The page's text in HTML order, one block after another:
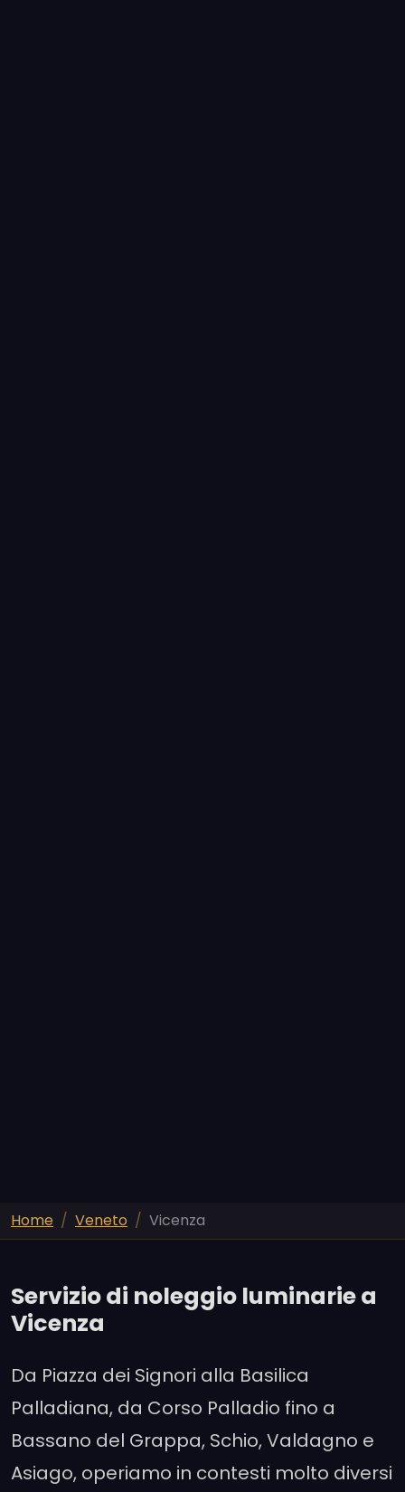
Home Veneto Vicenza
Servizio di noleggio luminarie a
Vicenza
Da Piazza dei Signori alla Basilica
Palladiana, da Corso Palladio fino a
Bassano del Grappa, Schio, Valdagno e
Asiago, operiamo in contesti molto diversi